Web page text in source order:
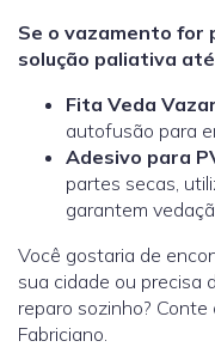
Se o vazamento for
solução paliativa
Fita Veda
autofusão para
Adesivo para
partes secas,
garantem
Você gostaria de
sua cidade ou precisa
reparo sozinho?
Fabriciano.